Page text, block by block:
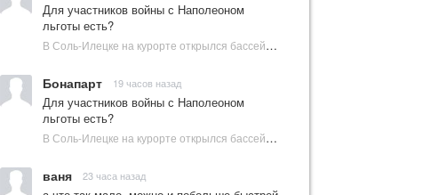
Для участников войны с Наполеоном
льготы есть?
В Соль-Илецке на курорте открылся бассейн с пресной водой | Новости Соль-Илецка
Бонапарт 19 часов назад
Для участников войны с Наполеоном
льготы есть?
В Соль-Илецке на курорте открылся бассейн с пресной водой | Новости Соль-Илецка
ваня 23 часа назад